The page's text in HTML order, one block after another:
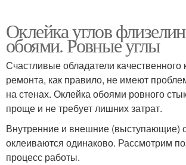
Оклейка углов
обоями. Ровные углы
Счастливые обладатели качественного
ремонта, как правило, не имеют
на стенах. Оклейка обоями ровного
проще и не требует лишних затрат.
Внутренние и внешние (выступающие)
оклеиваются одинаково. Рассмотрим
процесс работы.